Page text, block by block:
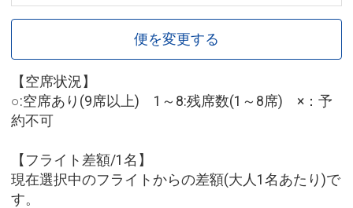
便を変更する
【空席状況】
○:空席あり(9席以上) 1～8:残席数(1～8席) ×：予
約不可
【フライト差額/1名】
現在選択中のフライトからの差額(大人1名あたり)で
す。